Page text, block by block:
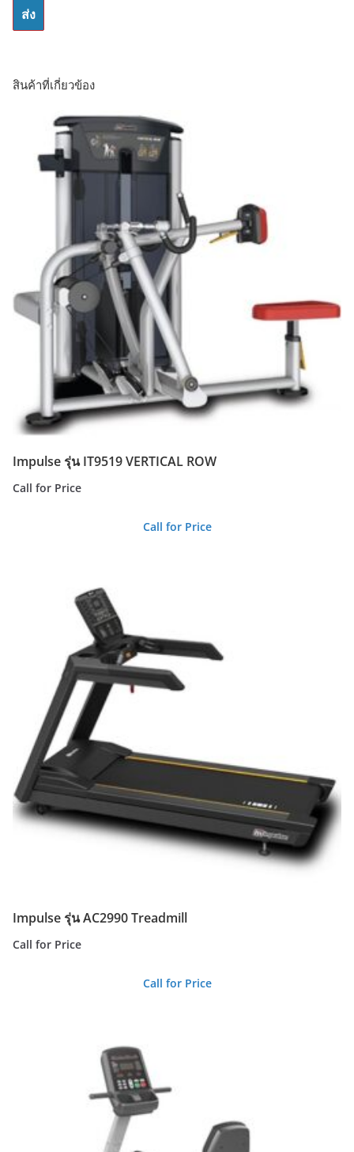
สินค้าที่เกี่ยวข้อง
Impulse รุ่น IT9519 VERTICAL ROW
Call for Price
Call for Price
Impulse รุ่น AC2990 Treadmill
Call for Price
Call for Price